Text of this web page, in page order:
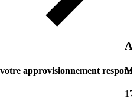
approvisionnement
17